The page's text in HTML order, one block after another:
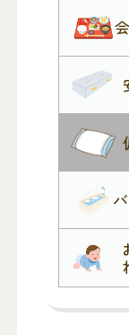
葬儀取扱